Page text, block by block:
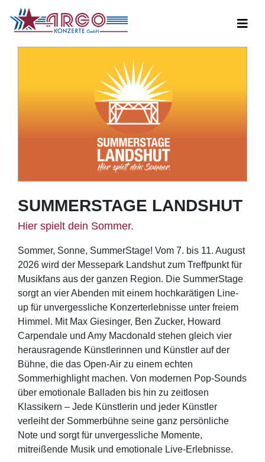
SUMMERSTAGE LANDSHUT
Hier spielt dein Sommer.
Sommer, Sonne, SummerStage! Vom 7. bis 11. August
2026 wird der Messepark Landshut zum Treffpunkt für
Musikfans aus der ganzen Region. Die SummerStage
sorgt an vier Abenden mit einem hochkarätigen Line-
up für unvergessliche Konzerterlebnisse unter freiem
Himmel. Mit Max Giesinger, Ben Zucker, Howard
Carpendale und Amy Macdonald stehen gleich vier
herausragende Künstlerinnen und Künstler auf der
Bühne, die das Open-Air zu einem echten
Sommerhighlight machen. Von modernen Pop-Sounds
über emotionale Balladen bis hin zu zeitlosen
Klassikern – Jede Künstlerin und jeder Künstler
verleiht der Sommerbühne seine ganz persönliche
Note und sorgt für unvergessliche Momente,
mitreißende Musik und emotionale Live-Erlebnisse.